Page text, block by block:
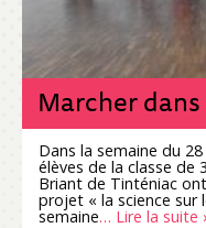
Marcher
Dans la semaine du
élèves de la classe de
Briant de Tinténiac
projet « la science sur
semaine… Lire la suite